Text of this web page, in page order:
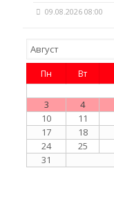
09.08.2026 08:00
Пн Вт
3
4
10
11
17
18
24
25
31